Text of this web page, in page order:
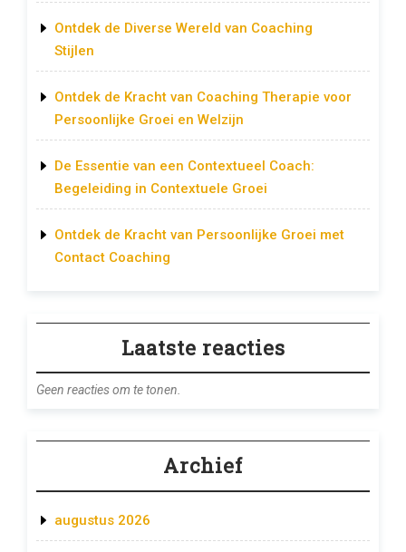
Ontdek de Diverse Wereld van Coaching
Stijlen
Ontdek de Kracht van Coaching Therapie voor
Persoonlijke Groei en Welzijn
De Essentie van een Contextueel Coach:
Begeleiding in Contextuele Groei
Ontdek de Kracht van Persoonlijke Groei met
Contact Coaching
Laatste reacties
Geen reacties om te tonen.
Archief
augustus 2026